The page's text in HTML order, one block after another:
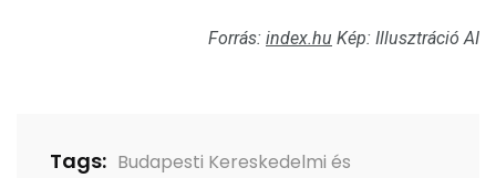
Forrás: index.hu Kép: Illusztráció AI
Tags: Budapesti Kereskedelmi és